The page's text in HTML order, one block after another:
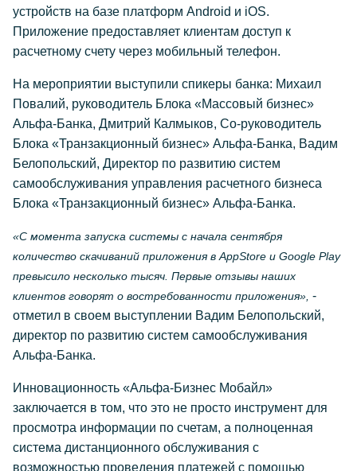
устройств на базе платформ Android и iOS.
Приложение предоставляет клиентам доступ к
расчетному счету через мобильный телефон.
На мероприятии выступили спикеры банка: Михаил
Повалий, руководитель Блока «Массовый бизнес»
Альфа-Банка, Дмитрий Калмыков, Со-руководитель
Блока «Транзакционный бизнес» Альфа-Банка, Вадим
Белопольский, Директор по развитию систем
самообслуживания управления расчетного бизнеса
Блока «Транзакционный бизнес» Альфа-Банка.
«С момента запуска системы с начала сентября
количество скачиваний приложения в AppStore и Google Play
превысило несколько тысяч. Первые отзывы наших
клиентов говорят о востребованности приложения», -
отметил в своем выступлении Вадим Белопольский,
директор по развитию систем самообслуживания
Альфа-Банка.
Инновационность «Альфа-Бизнес Мобайл»
заключается в том, что это не просто инструмент для
просмотра информации по счетам, а полноценная
система дистанционного обслуживания с
возможностью проведения платежей с помощью